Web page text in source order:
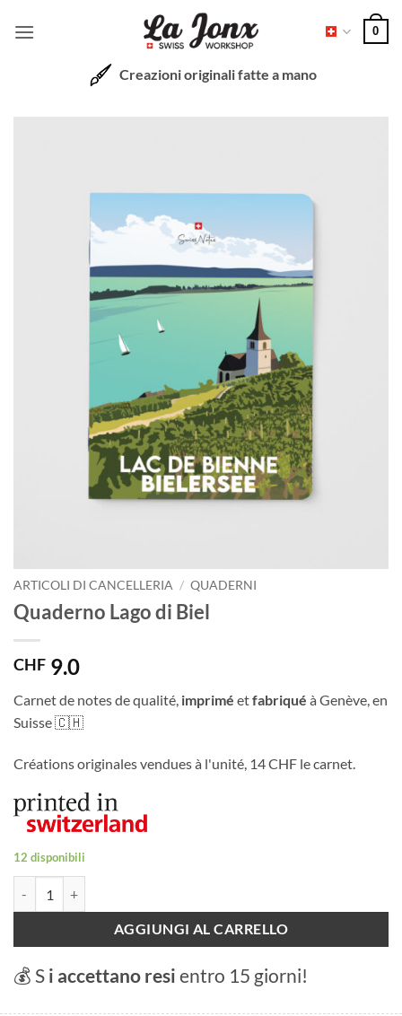
0
Creazioni originali fatte a mano
ARTICOLI DI CANCELLERIA / QUADERNI
Quaderno Lago di Biel
CHF 9.0
Carnet de notes de qualité, imprimé etfabriqué à Genève, en
Suisse 🇨🇭
Créations originales vendues à l'unité, 14 CHF le carnet.
12 disponibili
AGGIUNGI AL CARRELLO
💰 S i accettano resi entro 15 giorni!